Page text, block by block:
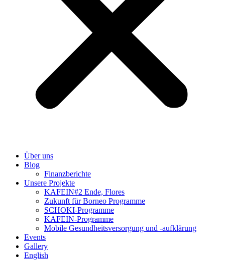
Über uns
Blog
Finanzberichte
Unsere Projekte
KAFEIN#2 Ende, Flores
Zukunft für Borneo Programme
SCHOKI-Programme
KAFEIN-Programme
Mobile Gesundheitsversorgung und -aufklärung
Events
Gallery
English